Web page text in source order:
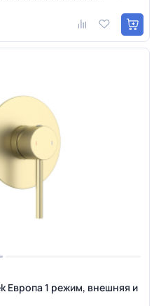
Европа 1 режим, внешняя и